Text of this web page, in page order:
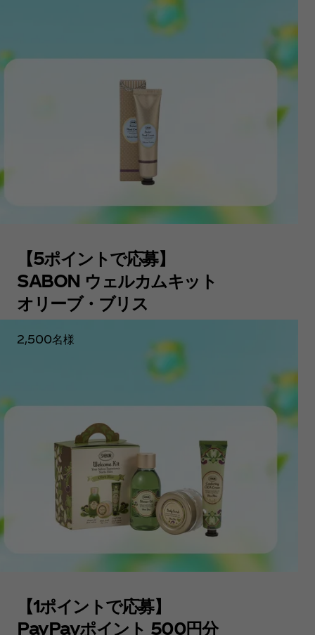
【5ポイントで応募】
SABON ウェルカムキット
オリーブ・ブリス
2,500名様
【1ポイントで応募】
PayPayポイント 500円分